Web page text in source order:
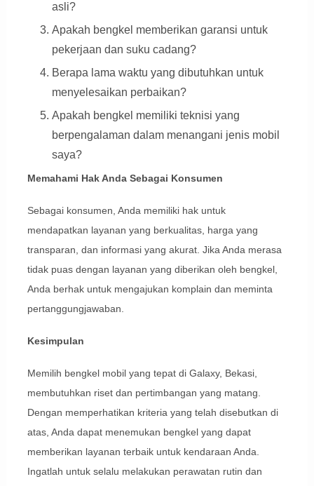
asli?
Apakah bengkel memberikan garansi untuk
pekerjaan dan suku cadang?
Berapa lama waktu yang dibutuhkan untuk
menyelesaikan perbaikan?
Apakah bengkel memiliki teknisi yang
berpengalaman dalam menangani jenis mobil
saya?
Memahami Hak Anda Sebagai Konsumen
Sebagai konsumen, Anda memiliki hak untuk
mendapatkan layanan yang berkualitas, harga yang
transparan, dan informasi yang akurat. Jika Anda merasa
tidak puas dengan layanan yang diberikan oleh bengkel,
Anda berhak untuk mengajukan komplain dan meminta
pertanggungjawaban.
Kesimpulan
Memilih bengkel mobil yang tepat di Galaxy, Bekasi,
membutuhkan riset dan pertimbangan yang matang.
Dengan memperhatikan kriteria yang telah disebutkan di
atas, Anda dapat menemukan bengkel yang dapat
memberikan layanan terbaik untuk kendaraan Anda.
Ingatlah untuk selalu melakukan perawatan rutin dan